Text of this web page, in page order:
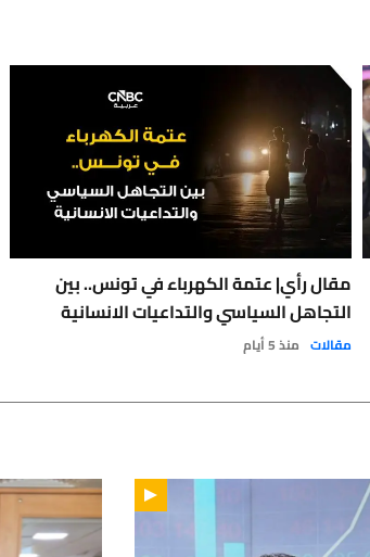
مقال رأي| عتمة الكهرباء في تونس.. بين
التجاهل السياسي والتداعيات الانسانية
مقالات منذ 5 أيام